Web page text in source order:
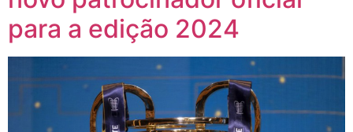
para a edição 2024